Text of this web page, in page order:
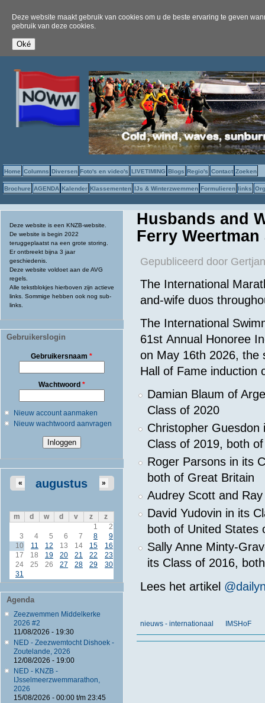
Deze website maakt gebruik van cookies om u de beste ervaring te geven
gebruik van deze cookies.
Home Columns Diversen Foto's en video's LIVETIMING Blogs Regio's Contact Zoeken
Brochure AGENDA Kalender Klassementen IJs & Winterzwemmen Formulieren links
Deze website is een KNZB-website.
De website is begin 2022
teruggeplaatst na een grote storing.
Er ontbreekt bijna 3 jaar
geschiedenis.
Deze website voldoet aan de AVG
regels.
Alle tekstblokjes hierboven zijn actieve
links. Sommige hebben ook nog sub-
links.
Gebruikerslogin
Gebruikersnaam*
Wachtwoord *
Nieuw account aanmaken
Nieuw wachtwoord aanvragen
augustus
« »
m d w d v z
z
1
2
3
4 5 6 7 8
9
10
11 12 13 14 15
16
17
18 19 20 21 22
23
24
25 26 27 28 29
30
31
Agenda
Zeezwemmen Middelkerke
2026 #2
11/08/2026 - 19:30
NED - Zeezwemtocht Dishoek -
Zoutelande, 2026
12/08/2026 - 19:00
NED - KNZB -
IJsselmeerzwemmarathon,
2026
15/08/2026 - 00:00t/m 23:45
Husbands and
Ferry
Gepubliceerd door
The International
and-wife duos
The International
61st Annual Honoree
on May 16th 2026, the
Hall of Fame induction
Damian Blaum of
Class of 2020
Christopher Guesdon
Class of 2019, both
Roger Parsons in its
both of Great Britain
Audrey Scott and
David Yudovin in its
both of United States
Sally Anne Minty-
its Class of 2016,
Lees het artikel
nieuws - internationaal IMSHoF